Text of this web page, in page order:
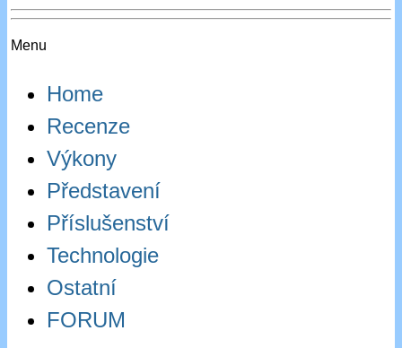
Menu
Home
Recenze
Výkony
Představení
Příslušenství
Technologie
Ostatní
FORUM